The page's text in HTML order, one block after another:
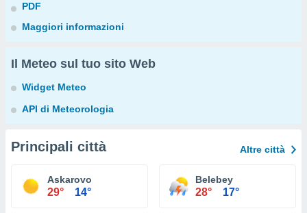
PDF
Maggiori informazioni
Il Meteo sul tuo sito Web
Widget Meteo
API di Meteorologia
Principali città Altre città
Askarovo
29° 14°
Belebey
28° 17°